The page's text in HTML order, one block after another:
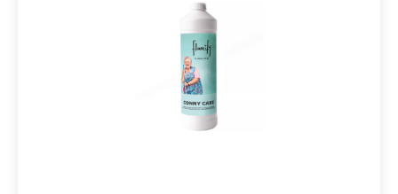
zweifellos ein Vorteil. Ausgleichende Wirkung Floorify
Comfort ist etwas weicher und dicker. Diese Unterlage
kompensiert kleine Unebenheiten im Untergrund daher
optimal. Ideal für Renovierungen! StoßfestigkeitDank der
weicheren Beschaffenheit und des geschäumten
Charakters absorbiert diese Unterlage Stöße noch
besser. Also keine Sorge, wenn Sie mal versehentlich
etwas Schweres fallen lassen. Mit Comfort ist Ihr Boden